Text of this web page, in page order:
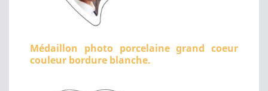
Médaillon photo porcelaine grand coeur
couleur bordure blanche.